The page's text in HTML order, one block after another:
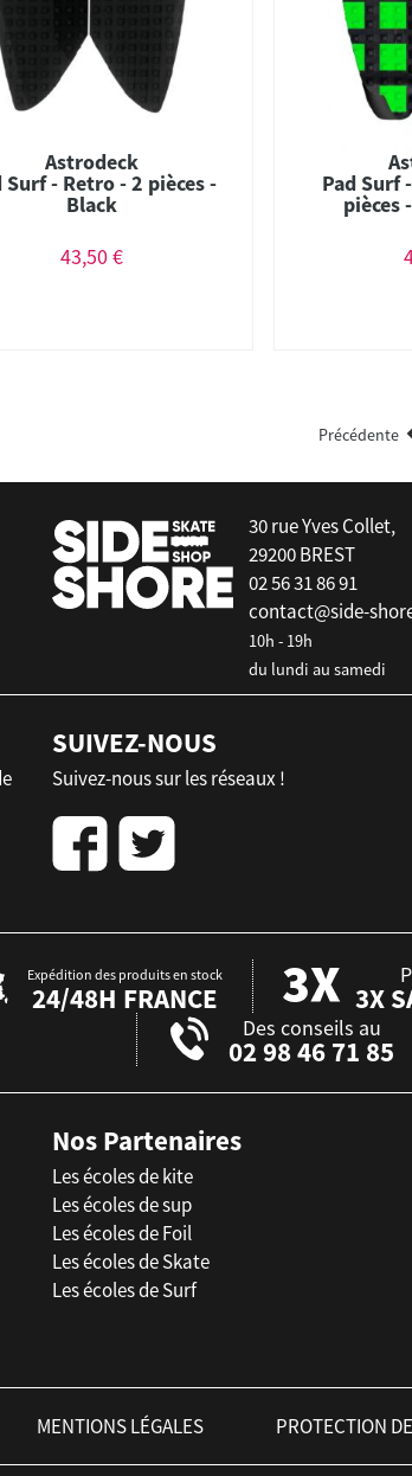
Astrodeck
Surf - Retro - 2 pièces -
Black
43,50 €
Pad Surf
pièces
Précédente
30 rue Yves Collet,
29200 BREST
02 56 31 86 91
contact@side-
10h - 19h
du lundi au samedi
SUIVEZ-NOUS
Suivez-nous sur les réseaux !
Expédition des produits en stock
24/48H FRANCE 3X
Des conseils au
02 98 46 71 85
Nos Partenaires
Les écoles de kite
Les écoles de sup
Les écoles de Foil
Les écoles de Skate
Les écoles de Surf
MENTIONS LÉGALES PROTECTION